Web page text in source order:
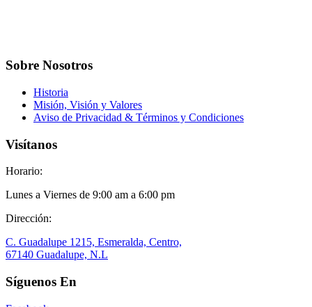
Sobre Nosotros
Historia
Misión, Visión y Valores
Aviso de Privacidad & Términos y Condiciones
Visítanos
Horario:
Lunes a Viernes de 9:00 am a 6:00 pm
Dirección:
C. Guadalupe 1215, Esmeralda, Centro,
67140 Guadalupe, N.L
Síguenos En